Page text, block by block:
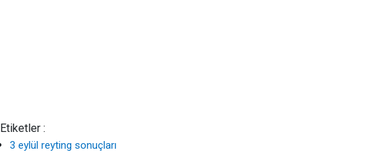
Etiketler :
3 eylül reyting sonuçları